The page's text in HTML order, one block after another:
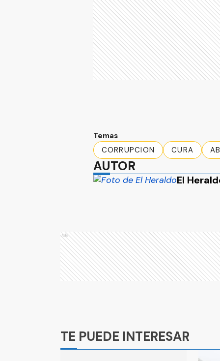
Temas
CORRUPCION
CURA
AUTOR
El
Ads
TE PUEDE INTERESAR